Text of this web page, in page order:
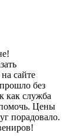
сайте
без
как служба
Цены
порадовало.